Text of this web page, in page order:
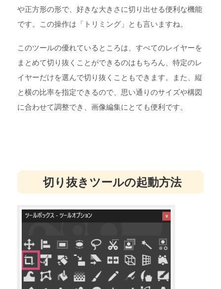
や正方形の形で、好きな大きさに切り出せる便利な機能
です。この操作は「トリミング」とも言いますね。
このツールの優れているところは、すべてのレイヤーを
まとめて切り抜くことができるのはもちろん、特定のレ
イヤーだけを選んで切り抜くこともできます。また、縦
と横の比率を指定できるので、思い通りのサイズや構図
に合わせて調整でき、画像編集にとても便利です。
切り抜きツールの起動方法